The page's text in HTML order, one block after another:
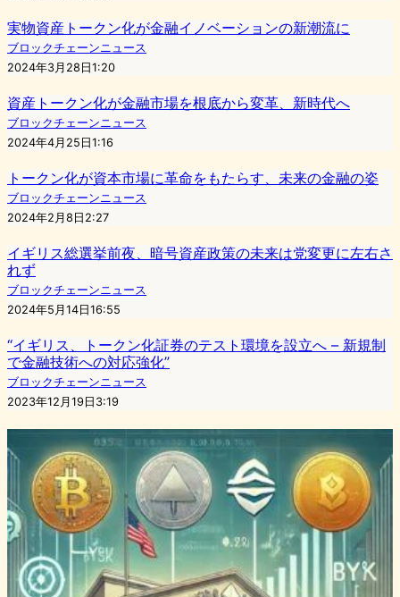
実物資産トークン化が金融イノベーションの新潮流に
ブロックチェーンニュース
2024年3月28日1:20
資産トークン化が金融市場を根底から変革、新時代へ
ブロックチェーンニュース
2024年4月25日1:16
トークン化が資本市場に革命をもたらす、未来の金融の姿
ブロックチェーンニュース
2024年2月8日2:27
イギリス総選挙前夜、暗号資産政策の未来は党変更に左右さ
れず
ブロックチェーンニュース
2024年5月14日16:55
“イギリス、トークン化証券のテスト環境を設立へ – 新規制
で金融技術への対応強化”
ブロックチェーンニュース
2023年12月19日3:19